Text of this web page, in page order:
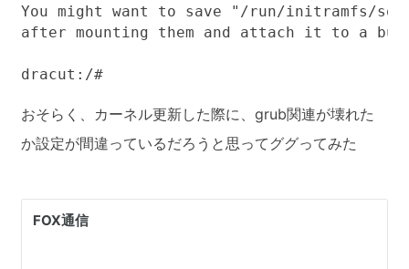
You might want to save "/run/initramfs/
after mounting them and attach it to a
dracut:/#
おそらく、カーネル更新した際に、grub関連が壊れた
か設定が間違っているだろうと思ってググってみた